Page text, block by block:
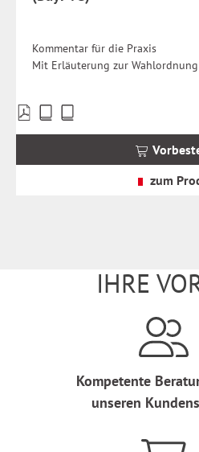
Kommentar für die Praxis
Mit Erläuterung zur Wahlordnung
Preise
inkl.
zum
IHRE
Kompetente
unseren